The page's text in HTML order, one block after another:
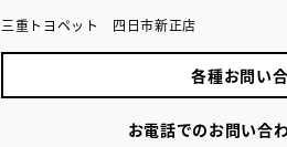
三重トヨペット 四日市新正店
各種お問い
お電話でのお問い合